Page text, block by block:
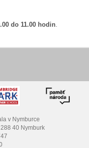
do 11.00 hodin
v Nymburce
40 Nymburk